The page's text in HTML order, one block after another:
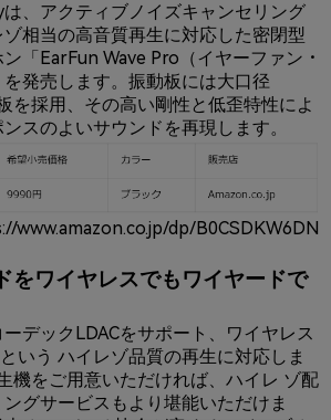
、アクティブノイズキャンセリング
相当の高音質再生に対応した密閉型
「EarFun Wave Pro（イヤーファン・
発売します。振動板には大口径
を採用、その高い剛性と低歪特性によ
スのよいサウンドを再現します。
www.amazon.co.jp/dp/B0CSDKW6DN
をワイヤレスでもワイヤードで
デックLDACをサポート、ワイヤレス
いう ハイレゾ品質の再生に対応しま
機をご用意いただければ、ハイレ ゾ配
グサービスもより堪能いただけま